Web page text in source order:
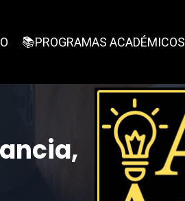
📚PROGRAMAS ACADÉMICOS